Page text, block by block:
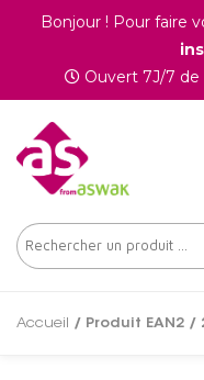
Bonjour ! Pour faire
Ouvert 7J/7
Accueil / Produit EAN2 /